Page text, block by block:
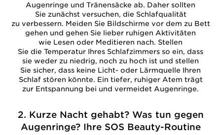
Augenringe und Tränensäcke ab. Daher sollten
Sie zunächst versuchen, die Schlafqualität
zu verbessern. Meiden Sie Bildschirme vor dem zu Bett
gehen und gehen Sie lieber ruhigen Aktivitäten
wie Lesen oder Meditieren nach. Stellen
Sie die Temperatur Ihres Schlafzimmers so ein, dass
sie weder zu niedrig, noch zu hoch ist und stellen
Sie sicher, dass keine Licht- oder Lärmquelle Ihren
Schlaf stören könnte. Ein tiefer, ruhiger Atem trägt
zur Entspannung bei und vermeidet Augenringe.
2. Kurze Nacht gehabt? Was tun gegen
Augenringe? Ihre SOS Beauty-Routine